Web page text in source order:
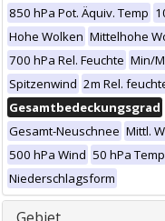
850 hPa Pot. Äquiv. Temp
Hohe Wolken Mittelhohe
700 hPa Rel. Feuchte Min/
Spitzenwind 2m Rel.
Gesamtbedeckungsgrad
Gesamt-Neuschnee Mittl.
500 hPa Wind 50 hPa Temp
Niederschlagsform